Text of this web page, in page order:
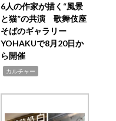
6人の作家が描く“風景
と猫”の共演 歌舞伎座
そばのギャラリー
YOHAKUで8月20日か
ら開催
カルチャー